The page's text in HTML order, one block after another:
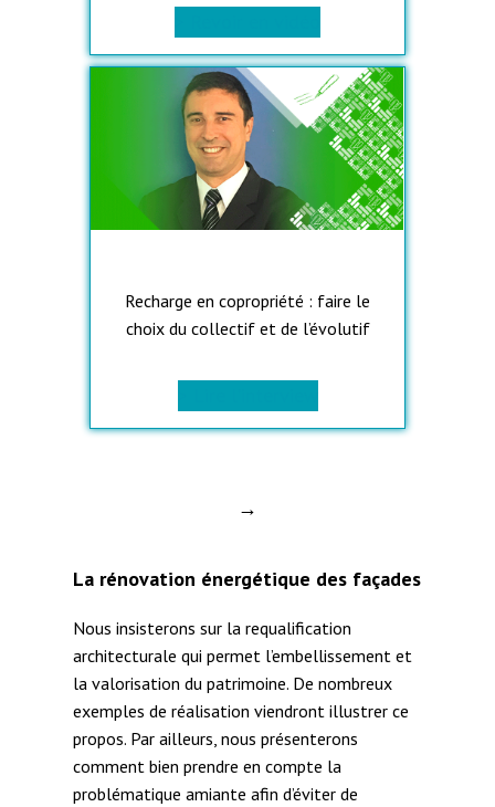
Recharge en copropriété : faire le
choix du collectif et de l’évolutif
→
La rénovation énergétique des façades
Nous insisterons sur la requalification
architecturale qui permet l’embellissement et
la valorisation du patrimoine. De nombreux
exemples de réalisation viendront illustrer ce
propos. Par ailleurs, nous présenterons
comment bien prendre en compte la
problématique amiante afin d’éviter de